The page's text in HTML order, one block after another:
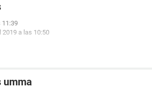
11:39
2019 a las 10:50
umma